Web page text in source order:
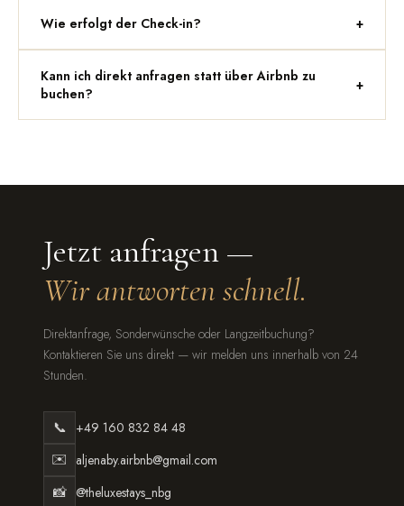
Wie erfolgt der Check-in? +
Kann ich direkt anfragen statt über Airbnb zu
buchen?
+
Jetzt anfragen —
Wir antworten schnell.
Direktanfrage, Sonderwünsche oder Langzeitbuchung?
Kontaktieren Sie uns direkt — wir melden uns innerhalb von 24
Stunden.
📞 +49 160 832 84 48
✉️ aljenaby.airbnb@gmail.com
📸 @theluxestays_nbg